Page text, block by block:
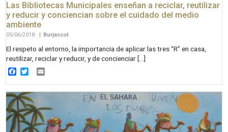
Las Bibliotecas Municipales enseñan a reciclar, reutilizar
y reducir y conciencian sobre el cuidado del medio
ambiente
05/06/2018 Burjassot
El respeto al entorno, la importancia de aplicar las tres “R” en casa,
reutilizar, reciclar y reducir, y de concienciar […]
Facebook
Twitter